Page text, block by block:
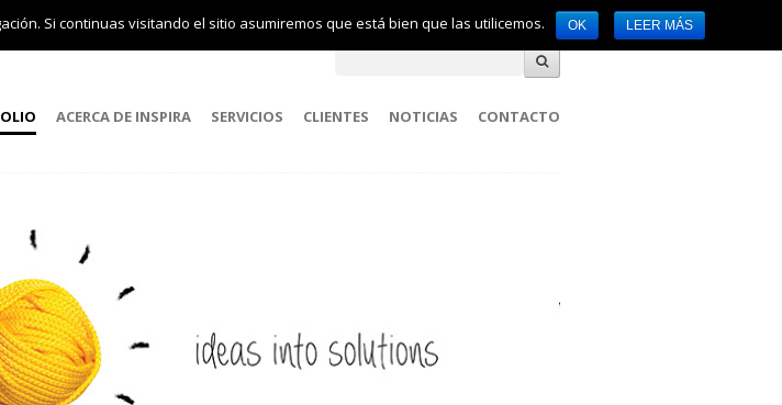
ACERCA DE INSPIRA SERVICIOS CLIENTES NOTICIAS CONTACTO
Si continuas visitando el sitio asumiremos que está bien que las utilicemos. OK LEER MÁS